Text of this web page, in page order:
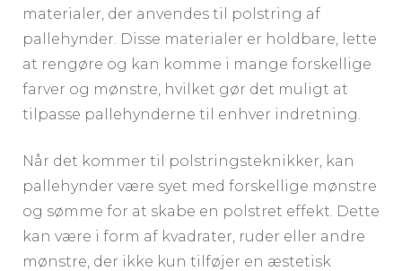
materialer, der anvendes til polstring af
pallehynder. Disse materialer er holdbare, lette
at rengøre og kan komme i mange forskellige
farver og mønstre, hvilket gør det muligt at
tilpasse pallehynderne til enhver indretning.
Når det kommer til polstringsteknikker, kan
pallehynder være syet med forskellige mønstre
og sømme for at skabe en polstret effekt. Dette
kan være i form af kvadrater, ruder eller andre
mønstre, der ikke kun tilføjer en æstetisk